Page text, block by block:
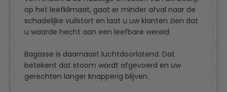
op het leefklimaat, gaat er minder afval naar de
schadelijke vuilstort en laat u uw klanten zien dat
u waarde hecht aan een leefbare wereld.
Bagasse is daarnaast luchtdoorlatend. Dat
betekent dat stoom wordt afgevoerd en uw
gerechten langer knapperig blijven.